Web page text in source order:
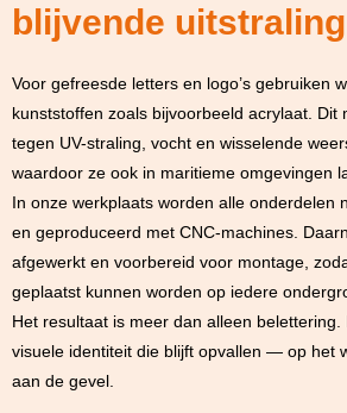
blijvende uitstraling
Voor gefreesde letters en logo’s gebruiken
kunststoffen zoals bijvoorbeeld acrylaat. Dit
tegen UV-straling, vocht en wisselende
waardoor ze ook in maritieme omgevingen
In onze werkplaats worden alle onderdelen
en geproduceerd met CNC-machines.
afgewerkt en voorbereid voor montage,
geplaatst kunnen worden op iedere
Het resultaat is meer dan alleen
visuele identiteit die blijft opvallen — op het
aan de gevel.